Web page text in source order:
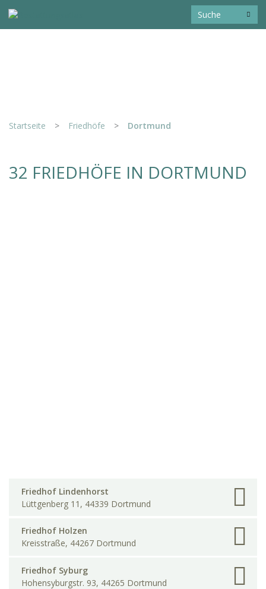
Startseite > Friedhöfe > Dortmund
32 FRIEDHÖFE IN DORTMUND
Friedhof Lindenhorst
Lüttgenberg 11, 44339 Dortmund
Friedhof Holzen
Kreisstraße, 44267 Dortmund
Friedhof Syburg
Hohensyburgstr. 93, 44265 Dortmund